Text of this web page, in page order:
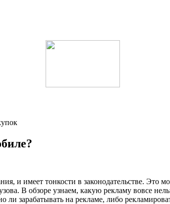
и имеет тонкости в законодательстве. Это
В обзоре узнаем, какую рекламу вовсе
зарабатывать на рекламе, либо